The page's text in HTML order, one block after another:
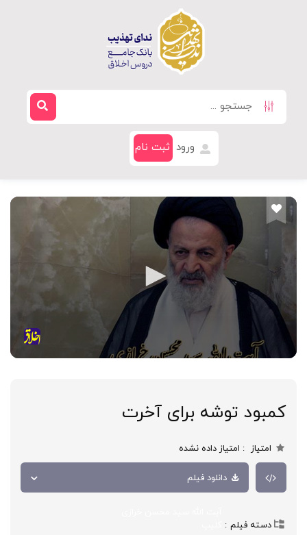
ورود ثبت نام
کمبود توشه برای آخرت
امتیاز امتیاز داده نشده
دانلود فیلم
دسته فیلم